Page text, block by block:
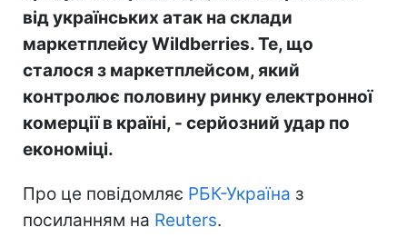
від українських атак на склади
маркетплейсу Wildberries. Те, що
сталося з маркетплейсом, який
контролює половину ринку електронної
комерції в країні, - серйозний удар по
економіці.
Про це повідомляє РБК-Україна з
посиланням на Reuters.